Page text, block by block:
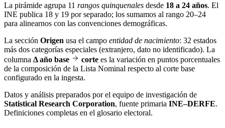
La pirámide agrupa 11 rangos quinquenales desde 18 a 24 años. El
INE publica 18 y 19 por separado; los sumamos al rango 20–24
para alinearnos con las convenciones demográficas.
La sección Origen usa el campo entidad de nacimiento: 32 estados
más dos categorías especiales (extranjero, dato no identificado). La
columna Δ año base corte es la variación en puntos porcentuales
de la composición de la Lista Nominal respecto al corte base
configurado en la ingesta.
Datos y análisis preparados por el equipo de investigación de
Statistical Research Corporation, fuente primaria INE–DERFE.
Definiciones completas en el glosario electoral.